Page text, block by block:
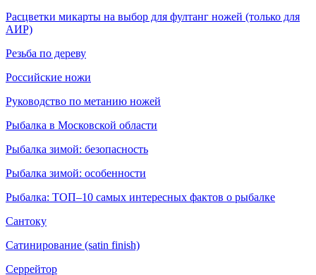
Расцветки микарты на выбор для фултанг ножей (только для
АИР)
Резьба по дереву
Российские ножи
Руководство по метанию ножей
Рыбалка в Московской области
Рыбалка зимой: безопасность
Рыбалка зимой: особенности
Рыбалка: ТОП–10 самых интересных фактов о рыбалке
Сантоку
Сатинирование (satin finish)
Серрейтор